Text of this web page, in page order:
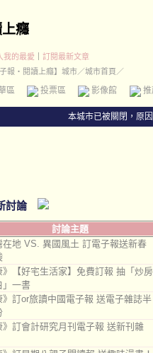
癮
我的最愛
訂閱最新文章
子報‧閱讀上癮】城市／城市首頁／
區 投票區 影像館
本城市已被關閉，原
討論
討論主題
在地 VS. 異國風土 訂電子報送新春
》【好宅生活家】免費訂報 抽「炒房
」一書
》訂or旅讀中國電子報 送電子雜誌半
》訂會計研究月刊電子報 送新刊雜